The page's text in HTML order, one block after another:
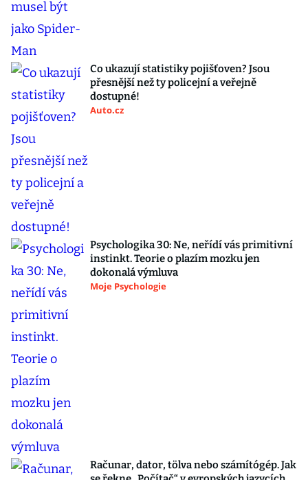
Co ukazují statistiky pojišťoven? Jsou
přesnější než ty policejní a veřejně
dostupné!
Auto.cz
Psychologika 30: Ne, neřídí vás primitivní
instinkt. Teorie o plazím mozku jen
dokonalá výmluva
Moje Psychologie
Računar, dator, tölva nebo számítógép. Jak